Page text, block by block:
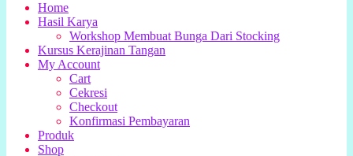
Home
Hasil Karya
Workshop Membuat Bunga Dari Stocking
Kursus Kerajinan Tangan
My Account
Cart
Cekresi
Checkout
Konfirmasi Pembayaran
Produk
Shop